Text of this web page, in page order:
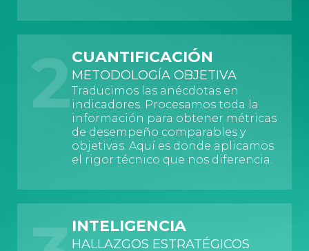
2CUANTIFICACIÓN
METODOLOGÍA OBJETIVA
Traducimos las anécdotas en
indicadores. Procesamos toda la
información para obtener métricas
de desempeño comparables y
objetivas. Aquí es donde aplicamos
el rigor técnico que nos diferencia.
INTELIGENCIA
HALLAZGOS ESTRATÉGICOS